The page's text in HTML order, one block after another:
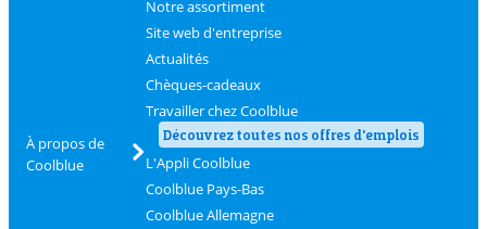
À propos de
Coolblue
Notre assortiment
Site web d'entreprise
Actualités
Chèques-cadeaux
Travailler chez Coolblue
Découvrez toutes nos offres d'emplois
L'Appli Coolblue
Coolblue Pays-Bas
Coolblue Allemagne